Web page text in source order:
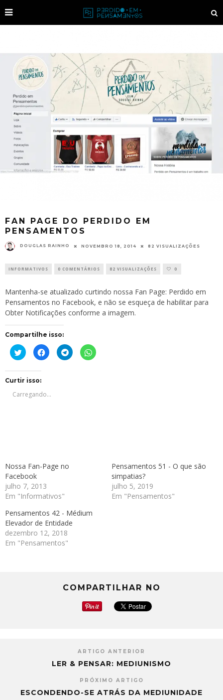
FAN PAGE DO PERDIDO EM
PENSAMENTOS
DOUGLAS RAINHO NOVEMBRO 18, 2014 82 VISUALIZAÇÕES
INFORMATIVOS 0 COMENTÁRIOS 82 VISUALIZAÇÕES 0
Mantenha-se atualizado curtindo nossa Fan Page: Perdido em
Pensamentos no Facebook, e não se esqueça de habilitar para
Obter Notificações conforme a imagem.
Compartilhe isso:
Clique
para
compartilhar
em
janela)
Clique
para
compartilhar
janela)
Clique
para
compartilhar
Clique
para
Curtir isso:
Carregando...
Nossa Fan-Page no
Facebook
julho 7, 2013
Em "Informativos"
Pensamentos 51 - O que são
simpatias?
julho 5, 2019
Em "Pensamentos"
Pensamentos 42 - Médium
Elevador de Entidade
dezembro 12, 2018
Em "Pensamentos"
COMPARTILHAR NO
ARTIGO ANTERIOR
LER & PENSAR: MEDIUNISMO
PRÓXIMO ARTIGO
ESCONDENDO-SE ATRÁS DA MEDIUNIDADE